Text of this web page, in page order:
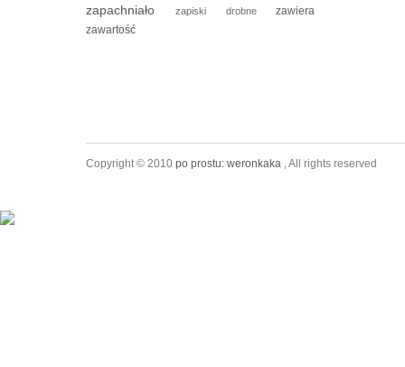
zapachniało zapiski drobnezawiera
zawartość
Copyright © 2010 po prostu: weronkaka , All rights reserved